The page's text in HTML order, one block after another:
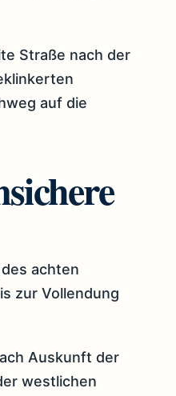
Straße nach der
auf die
achten
zur Vollendung
Auskunft der
westlichen